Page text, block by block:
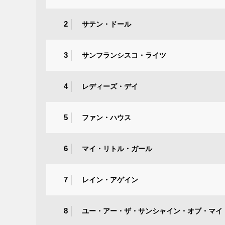
2 サテン・ドール
3 サンフランシスコ・ライツ
4 レディーズ・デイ
5 ファン・ハウス
6 マイ・リトル・ガール
7 レイン・アゲイン
8 ユー・アー・ザ・サンシャイン・オブ・マイ